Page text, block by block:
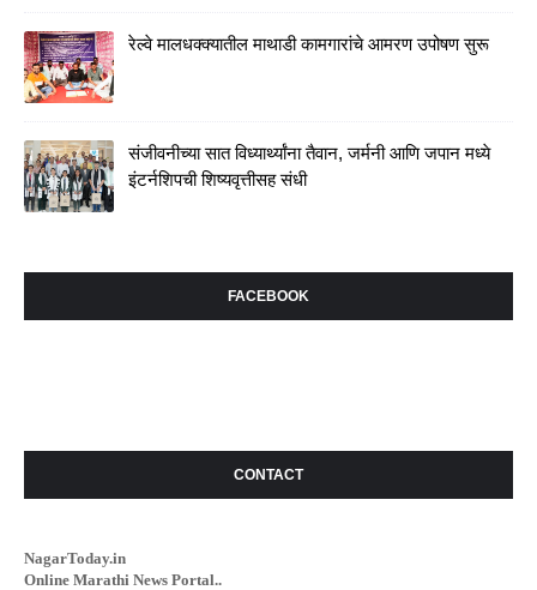
रेल्वे मालधक्क्यातील माथाडी कामगारांचे आमरण उपोषण सुरू
संजीवनीच्या सात विध्यार्थ्यांना तैवान, जर्मनी आणि जपान मध्ये
इंटर्नशिपची शिष्यवृत्तीसह संधी
FACEBOOK
CONTACT
NagarToday.in
Online Marathi News Portal..